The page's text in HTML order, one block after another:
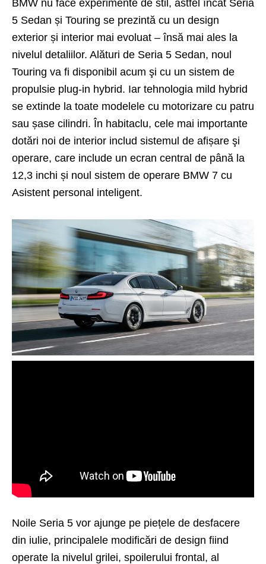
BMW nu face experimente de stil, astfel încât Seria
5 Sedan și Touring se prezintă cu un design
exterior și interior mai evoluat – însă mai ales la
nivelul detaliilor. Alături de Seria 5 Sedan, noul
Touring va fi disponibil acum şi cu un sistem de
propulsie plug-in hybrid. Iar tehnologia mild hybrid
se extinde la toate modelele cu motorizare cu patru
sau șase cilindri. În habitaclu, cele mai importante
dotări noi de interior includ sistemul de afișare şi
operare, care include un ecran central de până la
12,3 inchi și noul sistem de operare BMW 7 cu
Asistent personal inteligent.
Noile Seria 5 vor ajunge pe piețele de desfacere
din iulie, principalele modificări de design fiind
operate la nivelul grilei, spoilerului frontal, al